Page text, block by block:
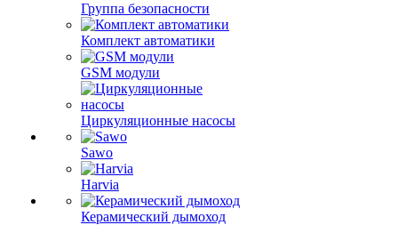
Группа безопасности
Комплект автоматики
GSM модули
Циркуляционные насосы
Sawo
Harvia
Керамический дымоход